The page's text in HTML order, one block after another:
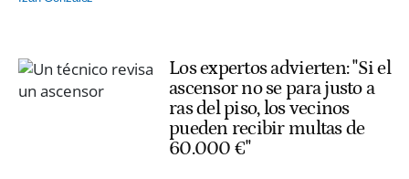
Los expertos advierten: "Si el
ascensor no se para justo a
ras del piso, los vecinos
pueden recibir multas de
60.000 €"